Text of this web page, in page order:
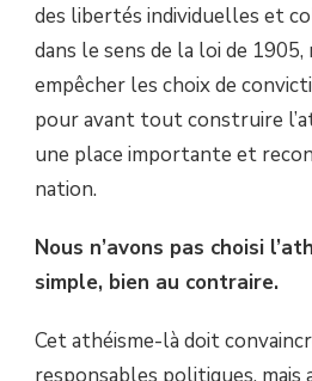
des libertés individuelles et
dans le sens de la loi de
empêcher les choix de
pour avant tout construire
une place importante et
nation.
Nous n’avons pas choisi
simple, bien au contraire.
Cet athéisme-là doit
responsables politiques, mais